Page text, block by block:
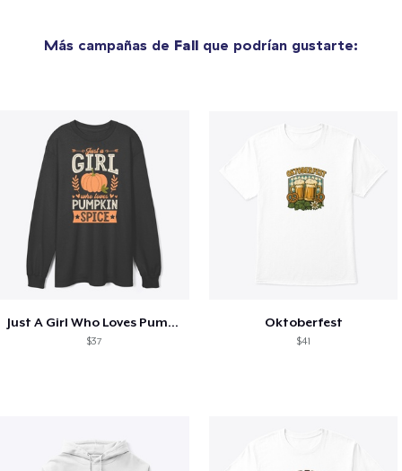
Más campañas de Fall que podrían gustarte:
Just A Girl Who Loves Pumpkin Spice
$37
Oktoberfest
$41